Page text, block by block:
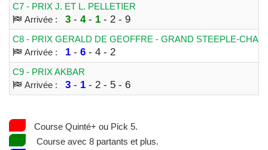
C7 - PRIX J. ET L. PELLETIER
Arrivée :
3- 4- 1 - 2 - 9
C8 - PRIX GERALD DE GEOFFRE - GRAND STEEPLE-
Arrivée :
1 - 6- 4 - 2
C9 - PRIX AKBAR
Arrivée :
3- 1 - 2 - 5 - 6
Course Quinté+ ou Pick 5.
Course avec 8 partants et plus.